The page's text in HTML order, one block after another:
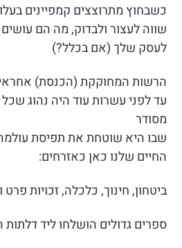
כשבחוץ מתרוצצים קמפיינים
שווה לעצור ולבדוק, מה הם
לעסק שלך (אם בכלל?)
הרשות המחוקקת (הכנסת)
עד לפני עשרות עוד היה נהוג
מסודר
שבו היא שוטחת את תפיסת
החיים שלנו כאן כאזרחים:
ביטחון, חינוך, כלכלה, זכויות
ספרים גדולים הושלחו ליד דלתות